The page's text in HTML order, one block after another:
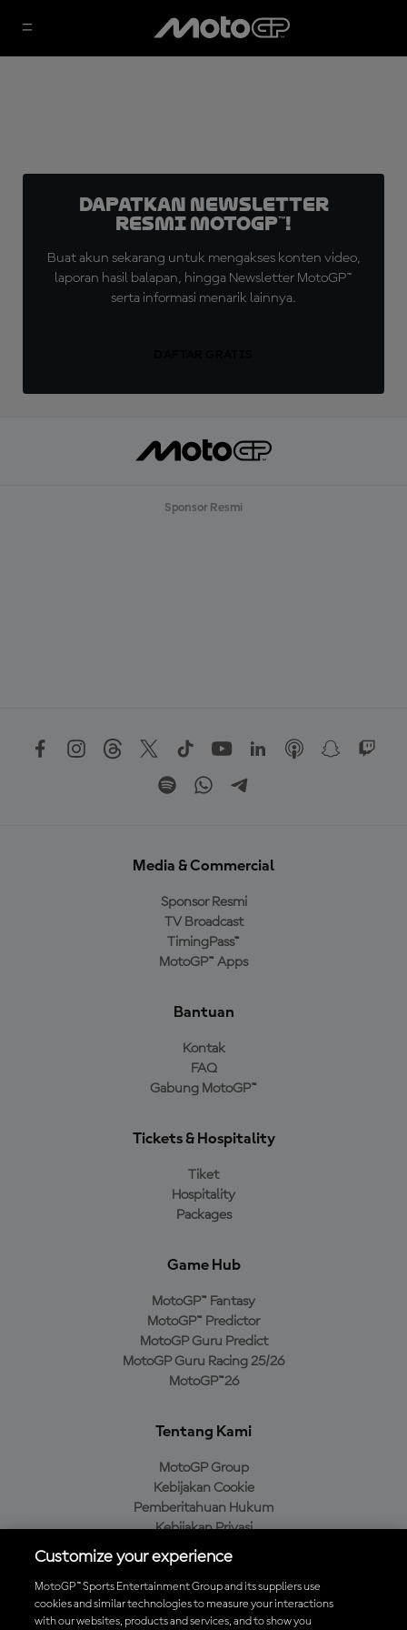
Dapatkan Newsletter
Resmi MotoGP™!
Buat akun sekarang untuk mengakses konten video,
laporan hasil balapan, hingga Newsletter MotoGP™
serta informasi menarik lainnya.
Sponsor Resmi
Media & Commercial
Sponsor Resmi
TV Broadcast
TimingPass™
MotoGP™ Apps
Bantuan
Kontak
FAQ
Gabung MotoGP™
Tickets & Hospitality
Tiket
Hospitality
Packages
Game Hub
MotoGP™ Fantasy
MotoGP™ Predictor
MotoGP Guru Predict
MotoGP Guru Racing 25/26
MotoGP™26
Tentang Kami
MotoGP Group
Kebijakan Cookie
Pemberitahuan Hukum
Kebijakan Privasi
Kebijakan Pembelian
Unduh Aplikasi Resmi MotoGP™
Customize your experience
MotoGP™ Sports Entertainment Group and its suppliers use
cookies and similar technologies to measure your interactions
with our websites, products and services, and to show you